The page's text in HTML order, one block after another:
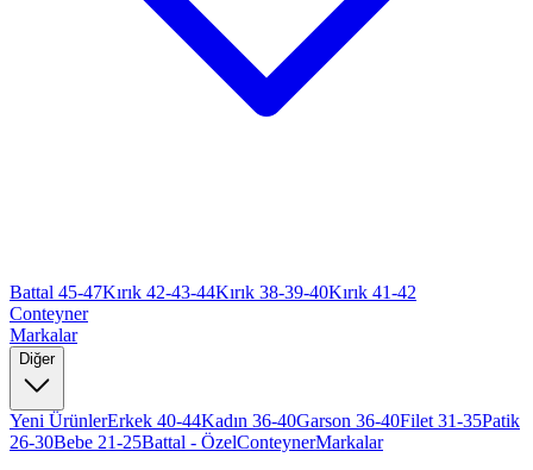
Battal 45-47Kırık 42-43-44Kırık 38-39-40Kırık 41-42
Conteyner
Markalar
Diğer
Yeni ÜrünlerErkek 40-44Kadın 36-40Garson 36-40Filet 31-35Patik
26-30Bebe 21-25Battal - ÖzelConteynerMarkalar